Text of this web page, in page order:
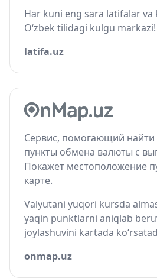
Har kuni eng sara latifalar va
O‘zbek tilidagi kulgu markazi!
latifa.uz
Сервис, помогающий
пункты обмена валюты с
Покажет местоположение
карте.
Valyutani yuqori kursda
yaqin punktlarni aniqlab
joylashuvini kartada
onmap.uz